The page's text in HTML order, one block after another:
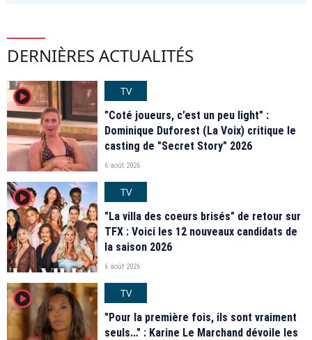
DERNIÈRES ACTUALITÉS
player2
TV
"Coté joueurs, c’est un peu light" :
Dominique Duforest (La Voix) critique le
casting de "Secret Story" 2026
6 août 2026
player2
TV
"La villa des coeurs brisés" de retour sur
TFX : Voici les 12 nouveaux candidats de
la saison 2026
6 août 2026
player2
TV
"Pour la première fois, ils sont vraiment
seuls…" : Karine Le Marchand dévoile les